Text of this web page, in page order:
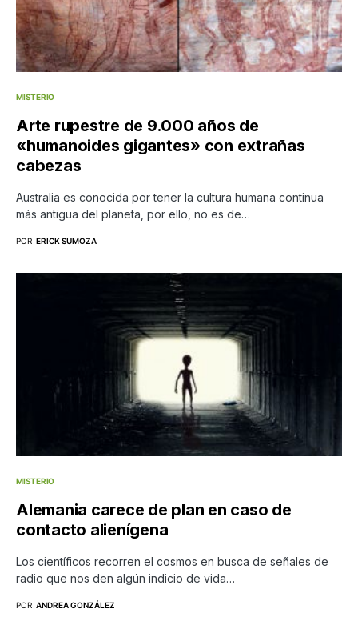
MISTERIO
Arte rupestre de 9.000 años de
«humanoides gigantes» con extrañas
cabezas
Australia es conocida por tener la cultura humana continua
más antigua del planeta, por ello, no es de…
POR ERICK SUMOZA
MISTERIO
Alemania carece de plan en caso de
contacto alienígena
Los científicos recorren el cosmos en busca de señales de
radio que nos den algún indicio de vida…
POR ANDREA GONZÁLEZ